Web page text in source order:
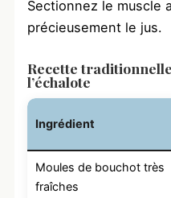
Sectionnez le muscle
précieusement le jus.
Recette
l’échalote
Ingrédient
Moules de bouchot très
fraîches